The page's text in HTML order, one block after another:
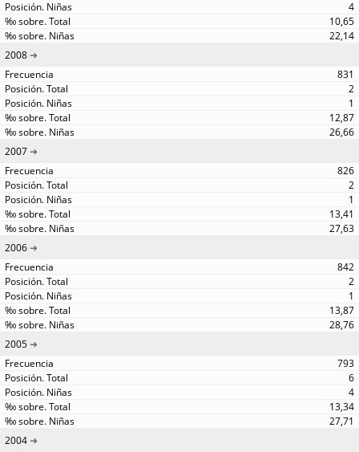
4
10,65
22,14
2008
831
2
1
12,87
26,66
2007
826
2
1
13,41
27,63
2006
842
2
1
13,87
28,76
2005
793
6
4
13,34
27,71
2004